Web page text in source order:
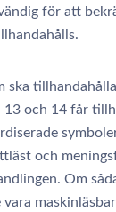
för att
och 14 får
och
Om